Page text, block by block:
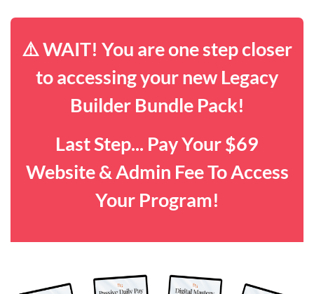
⚠️ WAIT! You are one step closer
to accessing your new Legacy
Builder Bundle Pack!
Last Step... Pay Your $69
Website & Admin Fee To Access
Your Program!